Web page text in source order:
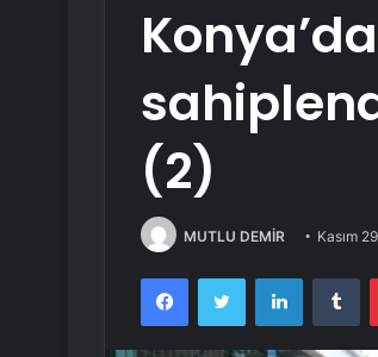
(2)
MUTLU DEMİR Kasım
FacebookTwitter LinkedIn